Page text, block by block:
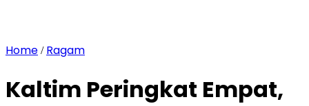
Home / Ragam
Kaltim Peringkat Empat,